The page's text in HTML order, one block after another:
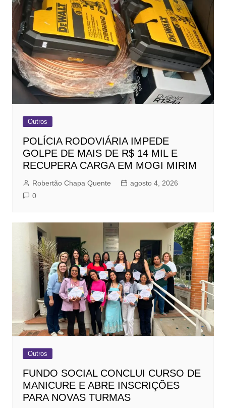
Outros
POLÍCIA RODOVIÁRIA IMPEDE
GOLPE DE MAIS DE R$ 14 MIL E
RECUPERA CARGA EM MOGI MIRIM
Robertão Chapa Quente
agosto 4, 2026
0
Outros
FUNDO SOCIAL CONCLUI CURSO DE
MANICURE E ABRE INSCRIÇÕES
PARA NOVAS TURMAS